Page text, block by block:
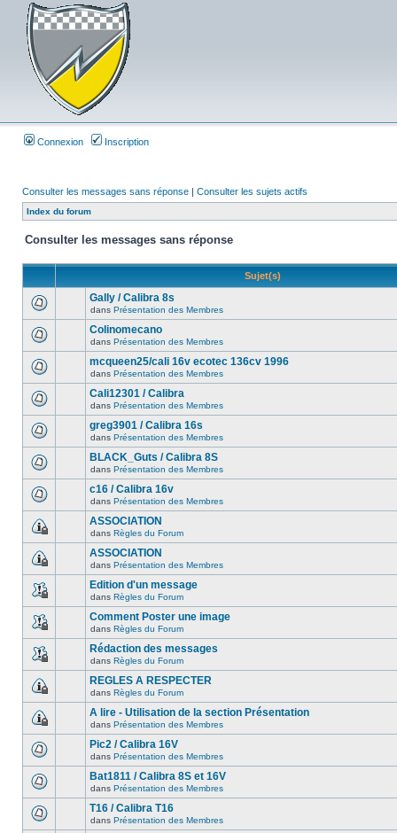
Connexion Inscription
Consulter les messages sans réponse | Consulter les sujets actifs
Index du forum
Consulter les messages sans réponse
Sujet(s)
Gally / Calibra 8s
dans Présentation des Membres
Colinomecano
dans Présentation des Membres
mcqueen25/cali 16v ecotec 136cv 1996
dans Présentation des Membres
Cali12301 / Calibra
dans Présentation des Membres
greg3901 / Calibra 16s
dans Présentation des Membres
BLACK_Guts / Calibra 8S
dans Présentation des Membres
c16 / Calibra 16v
dans Présentation des Membres
ASSOCIATION
dans Règles du Forum
ASSOCIATION
dans Présentation des Membres
Edition d'un message
dans Règles du Forum
Comment Poster une image
dans Règles du Forum
Rédaction des messages
dans Règles du Forum
REGLES A RESPECTER
dans Règles du Forum
A lire - Utilisation de la section Présentation
dans Présentation des Membres
Pic2 / Calibra 16V
dans Présentation des Membres
Bat1811 / Calibra 8S et 16V
dans Présentation des Membres
T16 / Calibra T16
dans Présentation des Membres